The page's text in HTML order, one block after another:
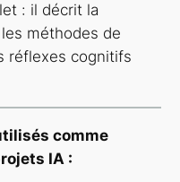
: il décrit la
méthodes de
réflexes cognitifs
comme
IA :